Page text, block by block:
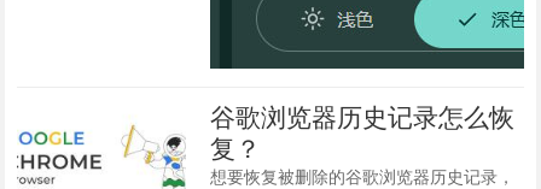
谷歌浏览器历史记录怎么恢
复？
想要恢复被删除的谷歌浏览器历史记录，